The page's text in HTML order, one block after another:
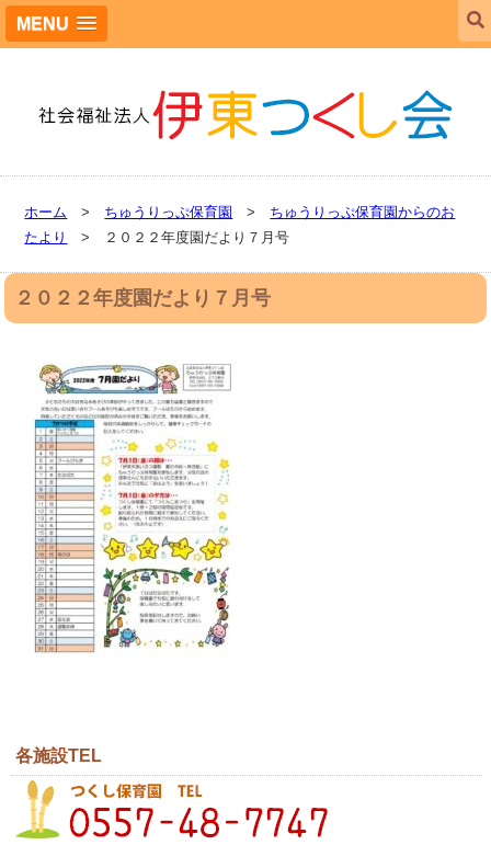
MENU
ホーム > ちゅうりっぷ保育園 > ちゅうりっぷ保育園からのお
たより
> ２０２２年度園だより７月号
２０２２年度園だより７月号
各施設TEL